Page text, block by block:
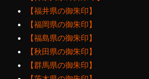
【福井県の御朱印】
【福岡県の御朱印】
【福島県の御朱印】
【秋田県の御朱印】
【群馬県の御朱印】